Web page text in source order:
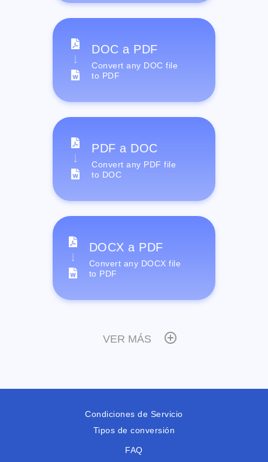
DOC a PDF
Convert any DOC file
to PDF
PDF a DOC
Convert any PDF file
to DOC
DOCX a PDF
Convert any DOCX file
to PDF
VER MÁS
Condiciones de Servicio
Tipos de conversión
FAQ